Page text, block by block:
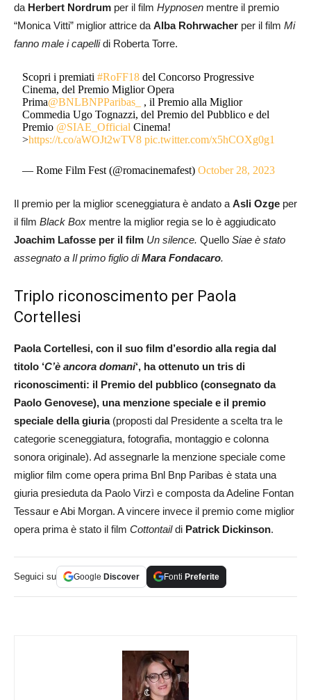
da Herbert Nordrum per il film Hypnosen mentre il premio
“Monica Vitti” miglior attrice da Alba Rohrwacher per il film Mi
fanno male i capellidi Roberta Torre.
Scopri i premiati#RoFF18 del Concorso Progressive
Cinema, del Premio Miglior Opera
Prima@BNLBNPParibas_
, il Premio alla Miglior
Commedia Ugo Tognazzi, del Premio del Pubblico e del
Premio @SIAE_Official Cinema!
>https://t.co/aWOJt2wTV8 pic.twitter.com/x5hCOXg0g1
— Rome Film Fest (@romacinemafest)October 28, 2023
Il premio per la miglior sceneggiatura è andato a Asli Ozge per
il film Black Box mentre la miglior regia se lo è aggiudicato
Joachim Lafosse per il film Un silence. Quello Siae è stato
assegnato a Il primo figlio diMara Fondacaro.
Triplo riconoscimento per Paola
Cortellesi
Paola Cortellesi, con il suo film d’esordio alla regia dal
titolo ‘C’è ancora domani‘, ha ottenuto un tris di
riconoscimenti: il Premio del pubblico (consegnato da
Paolo Genovese), una menzione speciale e il premio
speciale della giuria (proposti dal Presidente a scelta tra le
categorie sceneggiatura, fotografia, montaggio e colonna
sonora originale). Ad assegnarle la menzione speciale come
miglior film come opera prima Bnl Bnp Paribas è stata una
giuria presieduta da Paolo Virzì e composta da Adeline Fontan
Tessaur e Abi Morgan. A vincere invece il premio come miglior
opera prima è stato il film Cottontaildi Patrick Dickinson.
Seguici su Google Discover Fonti Preferite